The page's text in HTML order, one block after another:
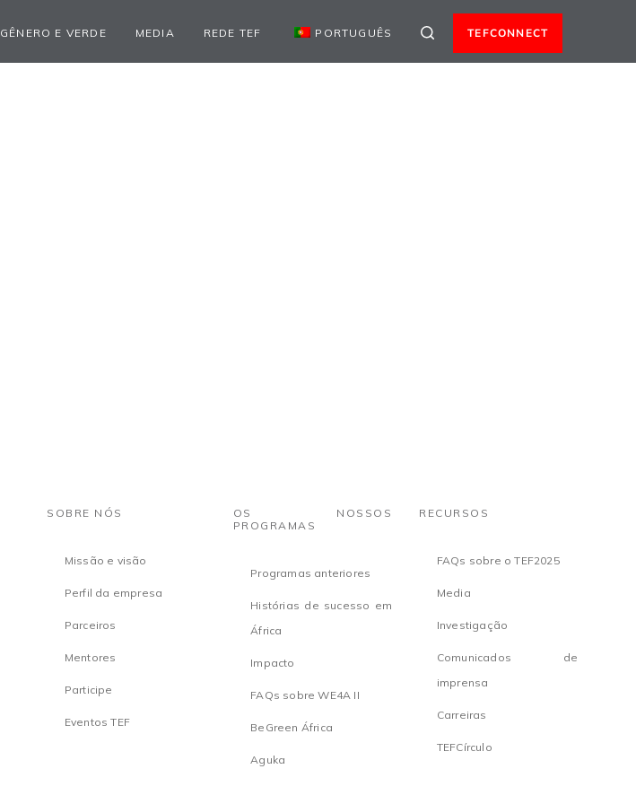
GÊNERO E VERDE MEDIA REDE TEF PORTUGUÊS TEFCONNECT
SOBRE NÓS
Missão e visão
Perfil da empresa
Parceiros
Mentores
Participe
Eventos TEF
OS NOSSOS
PROGRAMAS
Programas anteriores
Histórias de sucesso em
África
Impacto
FAQs sobre WE4A II
BeGreen África
Aguka
RECURSOS
FAQs sobre o TEF2025
Media
Investigação
Comunicados de
imprensa
Carreiras
TEFCírculo